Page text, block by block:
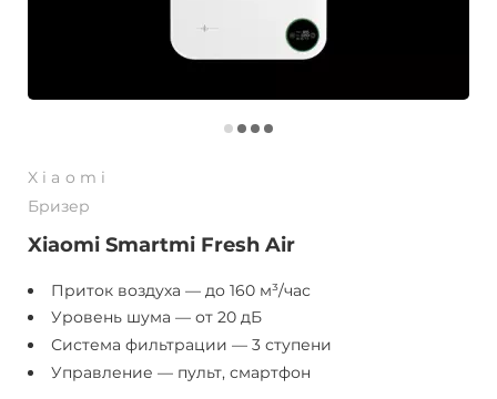
Xiaomi
Бризер
Xiaomi Smartmi Fresh Air
Приток воздуха — до 160 м³/час
Уровень шума — от 20 дБ
Система фильтрации — 3 ступени
Управление — пульт, смартфон